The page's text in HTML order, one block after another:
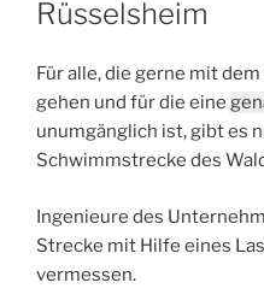
Rüsselsheim
Für alle, die gerne mit
gehen und für die eine
unumgänglich ist, gibt es
Schwimmstrecke des
Ingenieure des
Strecke mit Hilfe eines
vermessen.